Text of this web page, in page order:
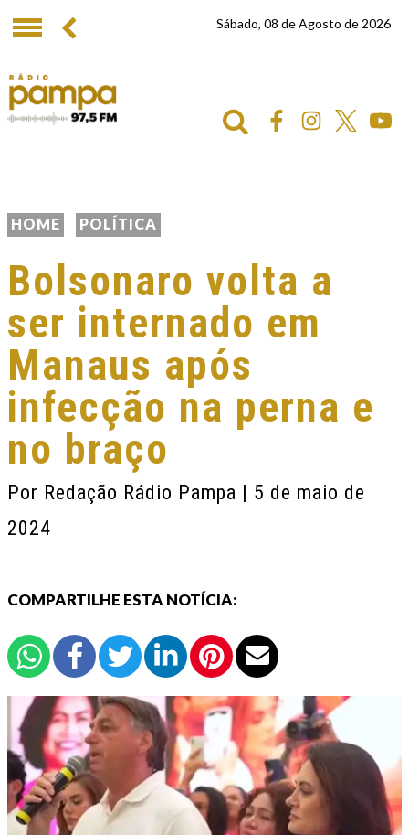
Sábado, 08 de Agosto de 2026
HOME POLÍTICA
Bolsonaro volta a
ser internado em
Manaus após
infecção na perna e
no braço
Por Redação Rádio Pampa | 5 de maio de
2024
COMPARTILHE ESTA NOTÍCIA: